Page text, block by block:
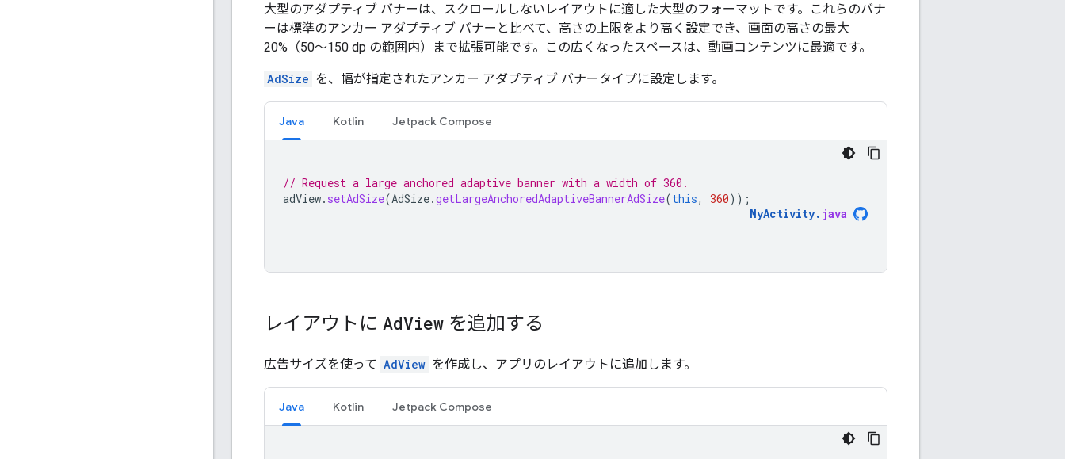
大型のアダプティブ バナーは、スクロールしないレイアウトに適した大型のフォーマットです。これらのバナ
ーは標準のアンカー アダプティブ バナーと比べて、高さの上限をより高く設定でき、画面の高さの最大
20%（50～150 dp の範囲内）まで拡張可能です。この広くなったスペースは、動画コンテンツに最適です。
AdSize を、幅が指定されたアンカー アダプティブ バナータイプに設定します。
Java Kotlin Jetpack Compose
// Request a large anchored adaptive banner with a width of 360.
adView. setAdSize(AdSize.getLargeAnchoredAdaptiveBannerAdSize(this, 360));
MyActivity. java
レイアウトに AdView を追加する
広告サイズを使って AdView を作成し、アプリのレイアウトに追加します。
Java Kotlin Jetpack Compose